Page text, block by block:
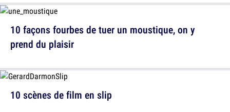
10 façons fourbes de tuer un moustique, on y
prend du plaisir
10 scènes de film en slip